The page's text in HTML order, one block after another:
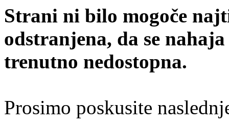
Strani ni bilo mogoče
odstranjena, da se
trenutno nedostopna.
Prosimo poskusite